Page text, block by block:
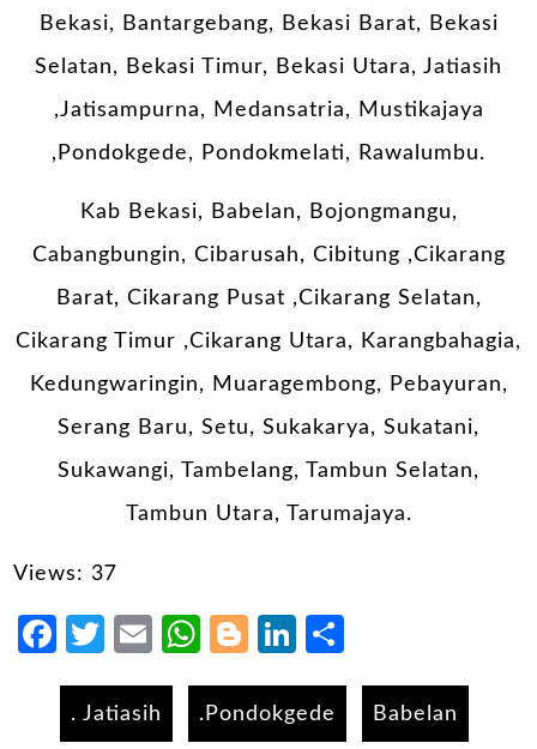
Bekasi, Bantargebang, Bekasi Barat, Bekasi
Selatan, Bekasi Timur, Bekasi Utara, Jatiasih
,Jatisampurna, Medansatria, Mustikajaya
,Pondokgede, Pondokmelati, Rawalumbu.
Kab Bekasi, Babelan, Bojongmangu,
Cabangbungin, Cibarusah, Cibitung ,Cikarang
Barat, Cikarang Pusat ,Cikarang Selatan,
Cikarang Timur ,Cikarang Utara, Karangbahagia,
Kedungwaringin, Muaragembong, Pebayuran,
Serang Baru, Setu, Sukakarya, Sukatani,
Sukawangi, Tambelang, Tambun Selatan,
Tambun Utara, Tarumajaya.
Views: 37
Facebook
Twitter
EmailWhatsApp
Blogger
LinkedIn
. Jatiasih .Pondokgede Babelan